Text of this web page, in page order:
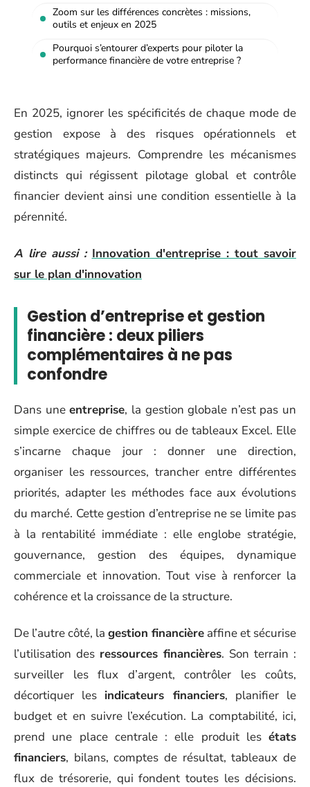
Zoom sur les différences concrètes : missions,
outils et enjeux en 2025
Pourquoi s’entourer d’experts pour piloter la
performance financière de votre entreprise ?
En 2025, ignorer les spécificités de chaque mode de
gestion expose à des risques opérationnels et
stratégiques majeurs. Comprendre les mécanismes
distincts qui régissent pilotage global et contrôle
financier devient ainsi une condition essentielle à la
pérennité.
A lire aussi : Innovation d'entreprise : tout savoir
sur le plan d'innovation
Gestion d’entreprise et gestion
financière : deux piliers
complémentaires à ne pas
confondre
Dans uneentreprise, la gestion globale n’est pas un
simple exercice de chiffres ou de tableaux Excel. Elle
s’incarne chaque jour : donner une direction,
organiser les ressources, trancher entre différentes
priorités, adapter les méthodes face aux évolutions
du marché. Cette gestion d’entreprise ne se limite pas
à la rentabilité immédiate : elle englobe stratégie,
gouvernance, gestion des équipes, dynamique
commerciale et innovation. Tout vise à renforcer la
cohérence et la croissance de la structure.
De l’autre côté, la gestion financière affine et sécurise
l’utilisation des ressources financières. Son terrain :
surveiller les flux d’argent, contrôler les coûts,
décortiquer les indicateurs financiers, planifier le
budget et en suivre l’exécution. La comptabilité, ici,
prend une place centrale : elle produit les états
financiers, bilans, comptes de résultat, tableaux de
flux de trésorerie, qui fondent toutes les décisions.